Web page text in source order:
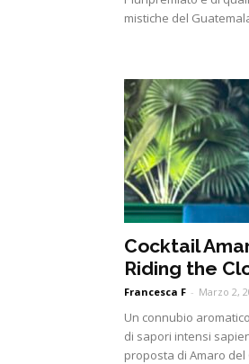
mistiche del
Cocktail
Riding the
Francesca F - Marzo 2,
Un connubio
di sapori intensi
proposta di Amaro del